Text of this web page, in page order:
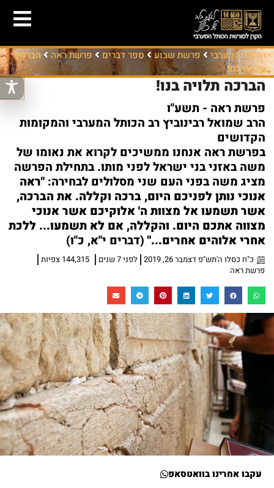
הכותל המערבי פרשת שבוע ספר דברים פרשת ראה
הברכה
תלויה בנו!
הברכה תלויה בנו!
פרשת ראה - תשע"ו
הרב שמואל רבינוביץ רב הכותל המערבי והמקומות
הקדושים
בפרשת ראה אנחנו ממשיכים לקרוא את נאומו של
משה באזני בני ישראל לפני מותו. בתחילת הפרשה
מציג משה בפני העם שני מסלולים לבחירה: "ראה
אנוכי נותן לפניכם היום, ברכה וקללה. את הברכה,
אשר תשמעו אל מצוות ה' אלוקיכם אשר אנוכי
מצווה אתכם היום. והקללה, אם לא תשמעו... ללכת
אחרי אלוהים אחרים..." (דברים י"א, כ"ו)
כ"ח כסלו ה'תש"פ דצמבר 26, 2019 לפני 7 שנים
144,315 צפיות
פרשת ראה
עקבו אחרינו בוואטסאפ